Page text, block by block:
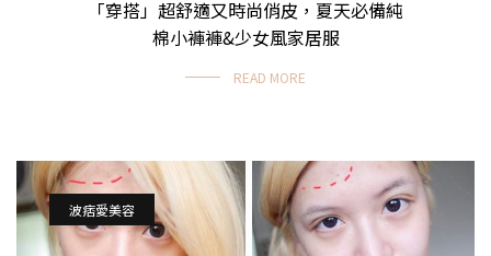
「穿搭」超舒適又時尚俏皮，夏天必備純
棉小褲褲&少女風家居服
READ MORE
波痞愛美容